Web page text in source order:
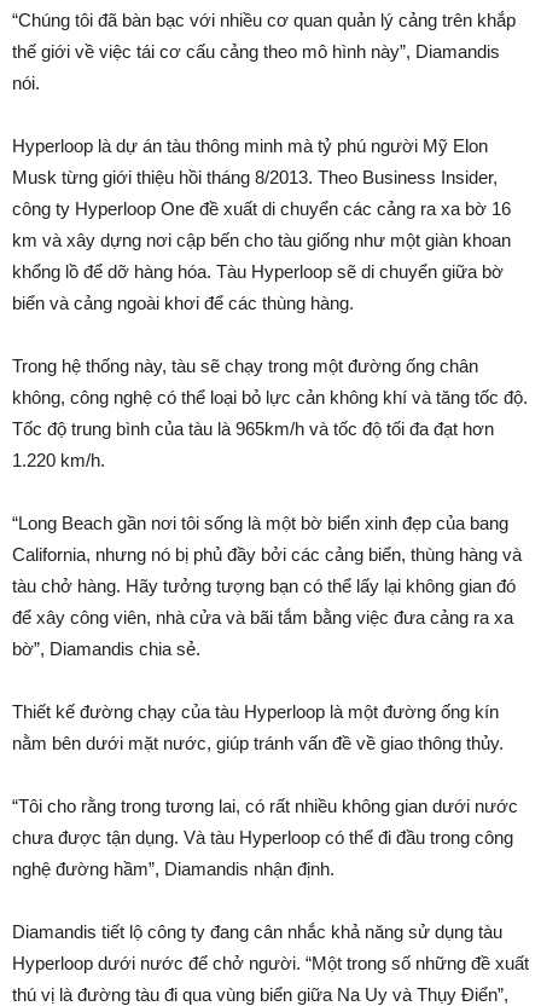
“Chúng tôi đã bàn bạc với nhiều cơ quan quản lý cảng trên khắp
thế giới về việc tái cơ cấu cảng theo mô hình này”, Diamandis
nói.
Hyperloop là dự án tàu thông minh mà tỷ phú người Mỹ Elon
Musk từng giới thiệu hồi tháng 8/2013. Theo Business Insider,
công ty Hyperloop One đề xuất di chuyển các cảng ra xa bờ 16
km và xây dựng nơi cập bến cho tàu giống như một giàn khoan
khổng lồ để dỡ hàng hóa. Tàu Hyperloop sẽ di chuyển giữa bờ
biển và cảng ngoài khơi để các thùng hàng.
Trong hệ thống này, tàu sẽ chạy trong một đường ống chân
không, công nghệ có thể loại bỏ lực cản không khí và tăng tốc độ.
Tốc độ trung bình của tàu là 965km/h và tốc độ tối đa đạt hơn
1.220 km/h.
“Long Beach gần nơi tôi sống là một bờ biển xinh đẹp của bang
California, nhưng nó bị phủ đầy bởi các cảng biển, thùng hàng và
tàu chở hàng. Hãy tưởng tượng bạn có thể lấy lại không gian đó
để xây công viên, nhà cửa và bãi tắm bằng việc đưa cảng ra xa
bờ”, Diamandis chia sẻ.
Thiết kế đường chạy của tàu Hyperloop là một đường ống kín
nằm bên dưới mặt nước, giúp tránh vấn đề về giao thông thủy.
“Tôi cho rằng trong tương lai, có rất nhiều không gian dưới nước
chưa được tận dụng. Và tàu Hyperloop có thể đi đầu trong công
nghệ đường hầm”, Diamandis nhận định.
Diamandis tiết lộ công ty đang cân nhắc khả năng sử dụng tàu
Hyperloop dưới nước để chở người. “Một trong số những đề xuất
thú vị là đường tàu đi qua vùng biển giữa Na Uy và Thụy Điển”,